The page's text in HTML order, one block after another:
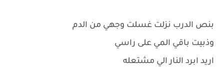
بنص الدرب نزلت غسلت وجهي من الدم
وذبيت باقي المي على راسي
اريد ابرد النار الي مشتعله